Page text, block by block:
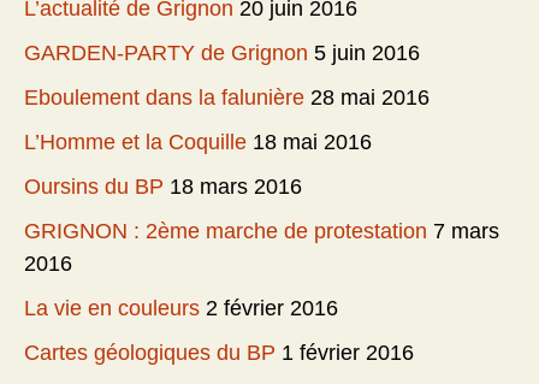
L’actualité de Grignon 20 juin 2016
GARDEN-PARTY de Grignon 5 juin 2016
Eboulement dans la falunière 28 mai 2016
L’Homme et la Coquille 18 mai 2016
Oursins du BP 18 mars 2016
GRIGNON : 2ème marche de protestation 7 mars
2016
La vie en couleurs 2 février 2016
Cartes géologiques du BP 1 février 2016